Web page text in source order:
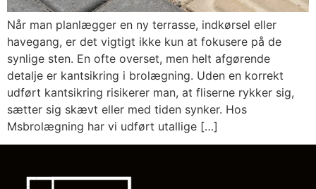
Når man planlægger en ny terrasse, indkørsel eller
havegang, er det vigtigt ikke kun at fokusere på de
synlige sten. En ofte overset, men helt afgørende
detalje er kantsikring i brolægning. Uden en korrekt
udført kantsikring risikerer man, at fliserne rykker sig,
sætter sig skævt eller med tiden synker. Hos
Msbrolægning har vi udført utallige […]